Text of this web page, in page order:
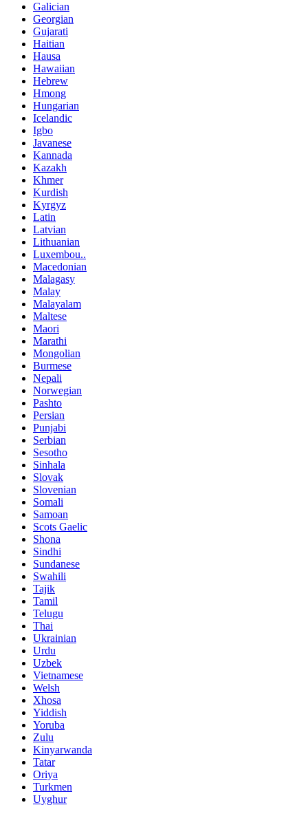
Galician
Georgian
Gujarati
Haitian
Hausa
Hawaiian
Hebrew
Hmong
Hungarian
Icelandic
Igbo
Javanese
Kannada
Kazakh
Khmer
Kurdish
Kyrgyz
Latin
Latvian
Lithuanian
Luxembou..
Macedonian
Malagasy
Malay
Malayalam
Maltese
Maori
Marathi
Mongolian
Burmese
Nepali
Norwegian
Pashto
Persian
Punjabi
Serbian
Sesotho
Sinhala
Slovak
Slovenian
Somali
Samoan
Scots Gaelic
Shona
Sindhi
Sundanese
Swahili
Tajik
Tamil
Telugu
Thai
Ukrainian
Urdu
Uzbek
Vietnamese
Welsh
Xhosa
Yiddish
Yoruba
Zulu
Kinyarwanda
Tatar
Oriya
Turkmen
Uyghur